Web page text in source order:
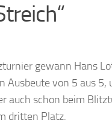
gewann Hans
von 5 aus
auch schon beim
dritten Platz.